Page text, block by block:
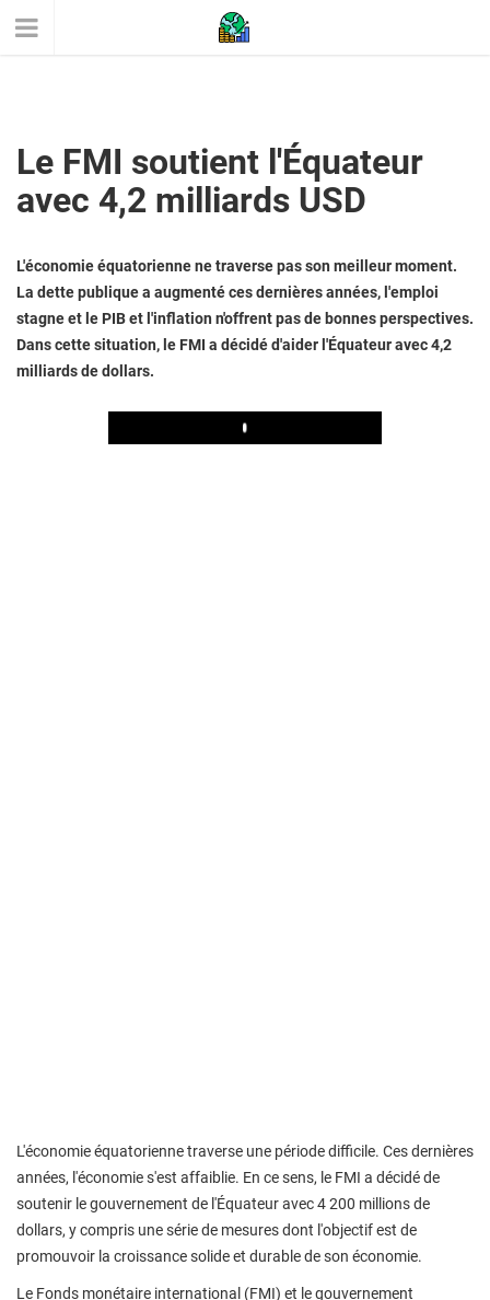
Le FMI soutient l'Équateur
avec 4,2 milliards USD
L'économie équatorienne ne traverse pas son meilleur moment.
La dette publique a augmenté ces dernières années, l'emploi
stagne et le PIB et l'inflation n'offrent pas de bonnes perspectives.
Dans cette situation, le FMI a décidé d'aider l'Équateur avec 4,2
milliards de dollars.
Play
L'économie équatorienne traverse une période difficile. Ces dernières
années, l'économie s'est affaiblie. En ce sens, le FMI a décidé de
soutenir le gouvernement de l'Équateur avec 4 200 millions de
dollars, y compris une série de mesures dont l'objectif est de
promouvoir la croissance solide et durable de son économie.
Le Fonds monétaire international (FMI) et le gouvernement